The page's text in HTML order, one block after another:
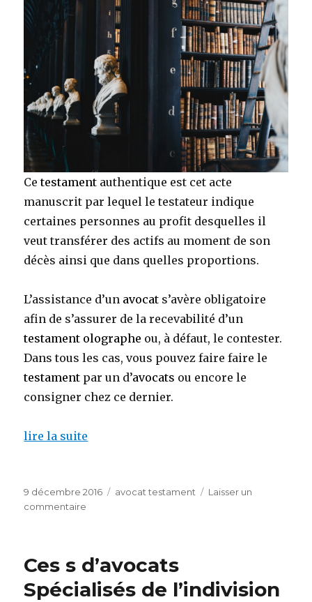
subsides
Cetestament authentique est cet acte
manuscrit par lequel le testateur indique
certaines personnes au profit desquelles il
veut transférer des actifs au moment de son
décès ainsi que dans quelles proportions.
L’assistance d’un avocat s’avère obligatoire
afin de s’assurer de la recevabilité d’un
testament olographe ou, à défaut, le contester.
Dans tous les cas, vous pouvez faire faire le
testament par un d’avocats ou encore le
consigner chez ce dernier.
lire la suite
Publié
le
9 décembre 2016 Catégories
avocat testament
Laisser un
commentaire
Ces s d’avocats
Spécialisés de l’indivision